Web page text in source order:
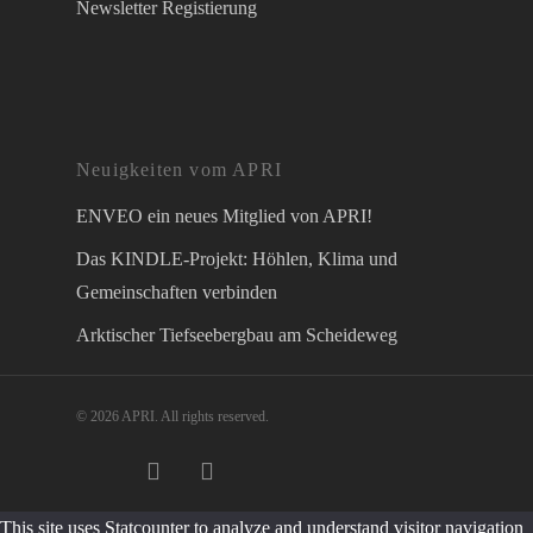
Newsletter Registierung
Neuigkeiten vom APRI
ENVEO ein neues Mitglied von APRI!
Das KINDLE-Projekt: Höhlen, Klima und
Gemeinschaften verbinden
Arktischer Tiefseebergbau am Scheideweg
© 2026 APRI. All rights reserved.
This site uses Statcounter to analyze and understand visitor navigation